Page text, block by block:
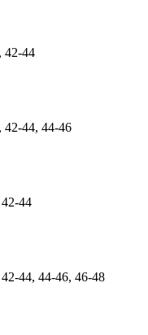
42-44
42-44, 44-46
44
44, 44-46, 46-48